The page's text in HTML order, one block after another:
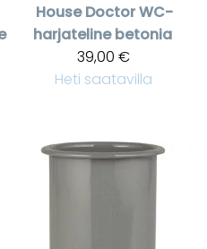
House DoctorWC-
harjateline betonia
39,00 €
Heti saatavilla